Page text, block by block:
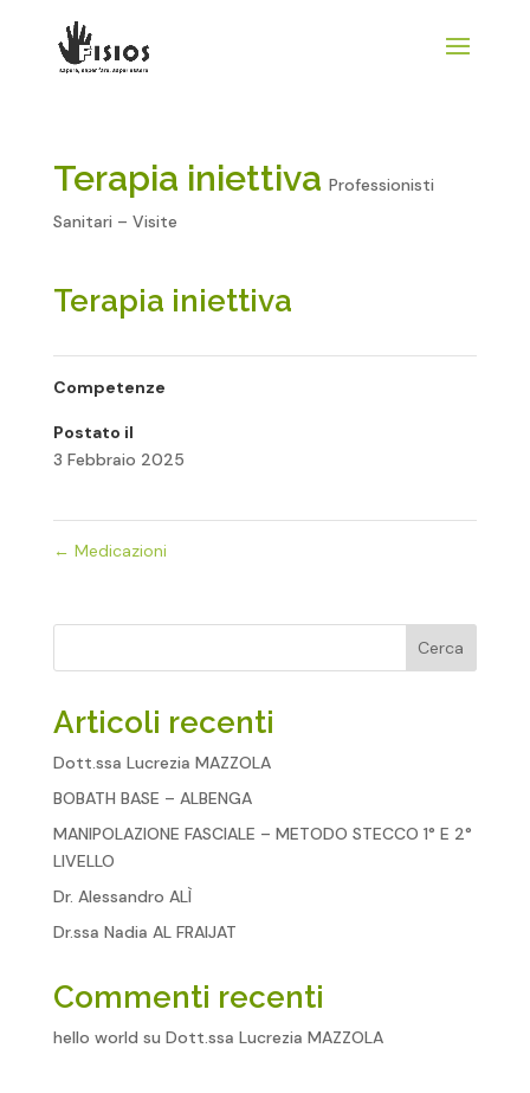
Terapia iniettiva Professionisti
Sanitari – Visite
Terapia iniettiva
Competenze
Postato il
3 Febbraio 2025
← Medicazioni
Cerca
Articoli recenti
Dott.ssa Lucrezia MAZZOLA
BOBATH BASE – ALBENGA
MANIPOLAZIONE FASCIALE – METODO STECCO 1° E 2°
LIVELLO
Dr. Alessandro ALÌ
Dr.ssa Nadia AL FRAIJAT
Commenti recenti
hello world su Dott.ssa Lucrezia MAZZOLA